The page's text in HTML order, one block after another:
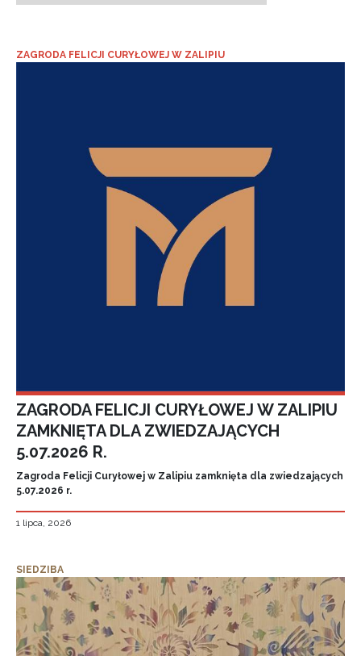
ZAGRODA FELICJI CURYŁOWEJ W ZALIPIU
ZAGRODA FELICJI CURYŁOWEJ W ZALIPIU
ZAMKNIĘTA DLA ZWIEDZAJĄCYCH
5.07.2026 R.
Zagroda Felicji Curyłowej w Zalipiu zamknięta dla zwiedzających
5.07.2026 r.
1 lipca, 2026
SIEDZIBA